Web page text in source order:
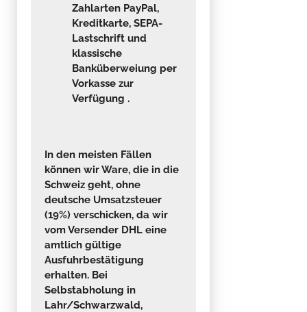
Zahlarten PayPal,
Kreditkarte, SEPA-
Lastschrift und
klassische
Banküberweiung per
Vorkasse zur
Verfügung .
In den meisten Fällen
können wir Ware, die in die
Schweiz geht, ohne
deutsche Umsatzsteuer
(19%) verschicken, da wir
vom Versender DHL eine
amtlich gültige
Ausfuhrbestätigung
erhalten. Bei
Selbstabholung in
Lahr/Schwarzwald,